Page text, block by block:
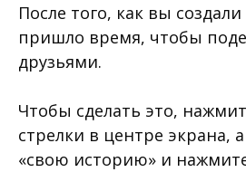
После того, как вы
пришло время, чтобы
друзьями.
Чтобы сделать это,
стрелки в центре экрана,
«свою историю» и